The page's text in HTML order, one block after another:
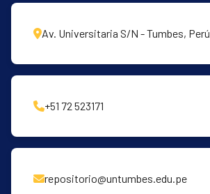
Av. Universitaria S/N - Tumbes, Perú
+51 72 523171
repositorio@untumbes.edu.pe